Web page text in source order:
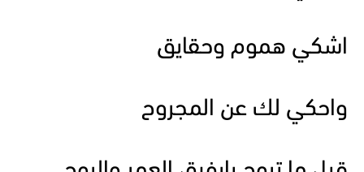
اشكي هموم وحقايق
واحكي لك عن المجروح